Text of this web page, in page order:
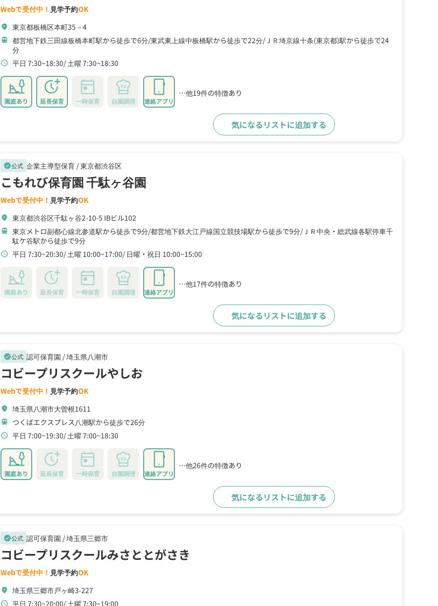
Webで受付中！ 見学予約OK
location_on 東京都板橋区本町35－4
train 都営地下鉄三田線板橋本町駅から徒歩で6分 東武東上線中板橋駅から徒歩で22分 ＪＲ埼京線十条(東京都)駅から徒歩で24
分
schedule 平日 7:30~18:30 土曜 7:30~18:30
園庭あり 延長保育 一時保育 自園調理 連絡アプリ
…他19件の特徴あり
気になるリストに追加する
verified公式 企業主導型保育 /東京都渋谷区
こもれび保育園 千駄ヶ谷園
Webで受付中！ 見学予約OK
location_on 東京都渋谷区千駄ヶ谷2-10-5 IBビル102
train 東京メトロ副都心線北参道駅から徒歩で9分 都営地下鉄大江戸線国立競技場駅から徒歩で9分 ＪＲ中央・総武線各駅停車千
駄ケ谷駅から徒歩で9分
schedule 平日 7:30~20:30 土曜 10:00~17:00 日曜・祝日 10:00~15:00
園庭あり 延長保育 一時保育 自園調理 連絡アプリ
…他17件の特徴あり
気になるリストに追加する
verified公式 認可保育園 /埼玉県八潮市
コビープリスクールやしお
Webで受付中！ 見学予約OK
location_on 埼玉県八潮市大曽根1611
train つくばエクスプレス八潮駅から徒歩で26分
schedule 平日 7:00~19:30 土曜 7:00~18:30
園庭あり 延長保育 一時保育 自園調理 連絡アプリ
…他26件の特徴あり
気になるリストに追加する
verified公式 認可保育園 /埼玉県三郷市
コビープリスクールみさととがさき
Webで受付中！ 見学予約OK
location_on 埼玉県三郷市戸ヶ崎3-227
schedule 平日 7:30~20:00 土曜 7:30~19:00